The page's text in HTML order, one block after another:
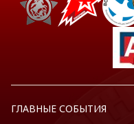
ГЛАВНЫЕ СОБЫТИЯ